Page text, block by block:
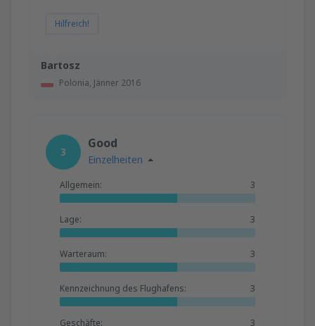
Bartosz
Polonia, Jänner 2016
Hilfreich!
3
Good
Einzelheiten
Allgemein: 3
Lage: 3
Warteraum: 3
Kennzeichnung des Flughafens: 3
Geschäfte: 3